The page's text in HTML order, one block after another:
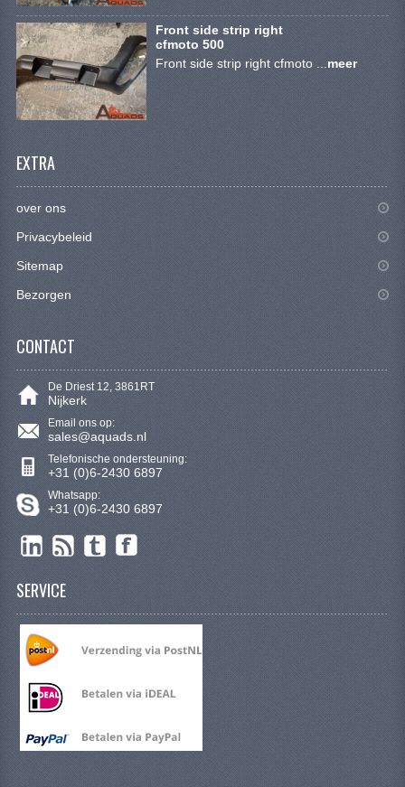
SHINERAY 300 STE
SHINERAY 300ST 5E
KETTING EN TANDWIELEN
UITLAAT SYSTEEM
VERLICHTING
WIEL OPHANGING
WIELEN EN BANDEN
Front side strip right
cfmoto 500
Front side strip right cfmoto ... meer
EXTRA
over ons
Privacybeleid
Sitemap
Bezorgen
CONTACT
De Driest 12, 3861RT
Nijkerk
Email ons op:
sales@aquads.nl
Telefonische ondersteuning:
+31 (0)6-2430 6897
Whatsapp:
+31 (0)6-2430 6897
SERVICE